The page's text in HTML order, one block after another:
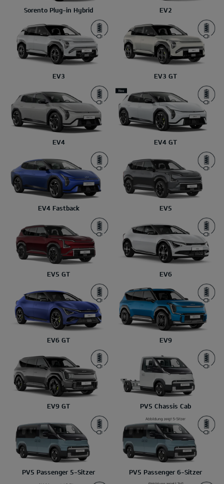
Sorento Plug-in Hybrid EV2
EV3 EV3 GT
EV4 EV4 GT
EV4 Fastback EV5
EV5 GT EV6
EV6 GT EV9
EV9 GT PV5 Chassis Cab
PV5 Passenger 5-Sitzer PV5 Passenger 6-Sitzer